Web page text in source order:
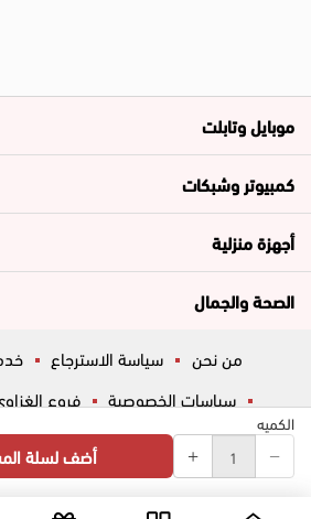
الكميه
أضف لسلة
موبايل وتابلت
كمبيوتر وشبكات
أجهزة منزلية
الصحة والجمال
من نحن سياسة الاسترجاع
سياسات الخصوصية
فروع
المساعدة
ڤاليو